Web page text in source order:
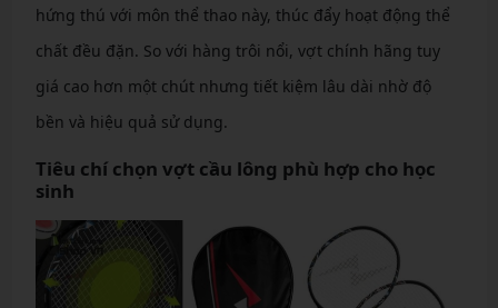
hứng thú với môn thể thao này, thúc đẩy hoạt động thể
chất đều đặn. So với hàng trôi nổi, vợt chính hãng tuy
giá cao hơn một chút nhưng tiết kiệm lâu dài nhờ độ
bền và hiệu quả sử dụng.
Tiêu chí chọn vợt cầu lông phù hợp cho học
sinh